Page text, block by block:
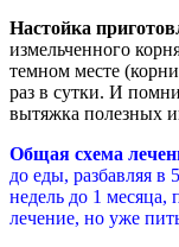
Настойка
измельченного
темном месте
раз в сутки. И
вытяжка полезных
Общая схема
до еды, разбавляя
недель до 1 месяца,
лечение, но уже